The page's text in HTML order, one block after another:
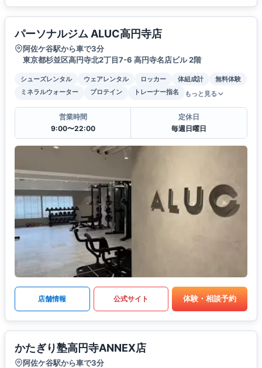
パーソナルジム ALUC高円寺店
阿佐ケ谷駅から車で3分
東京都杉並区高円寺北2丁目7-6 高円寺名店ビル 2階
シューズレンタル ウェアレンタル ロッカー 体組成計
無料体験
ミネラルウォーター
プロテイン トレーナー指名 もっと見る
営業時間
9:00〜22:00
定休日
毎週日曜日
店舗情報 公式サイト 体験・相談予約
かたぎり塾高円寺ANNEX店
阿佐ケ谷駅から車で3分